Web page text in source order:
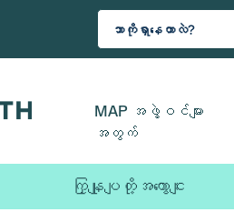
MAP အဖွဲ့ဝင်များ
အတွက်
ကြှနျုပျတို့အကွောငျး